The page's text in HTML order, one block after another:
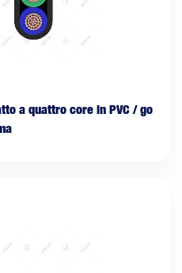
a quattro core in PVC / go